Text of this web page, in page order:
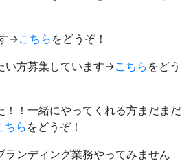
→こちら をどうぞ！
い方募集しています→こちら をどう
！！一緒にやってくれる方まだまだ
ちら をどうぞ！
ランディング業務やってみません